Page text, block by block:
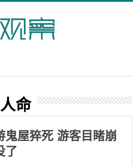
命
鬼屋猝死 游客目睹崩
了